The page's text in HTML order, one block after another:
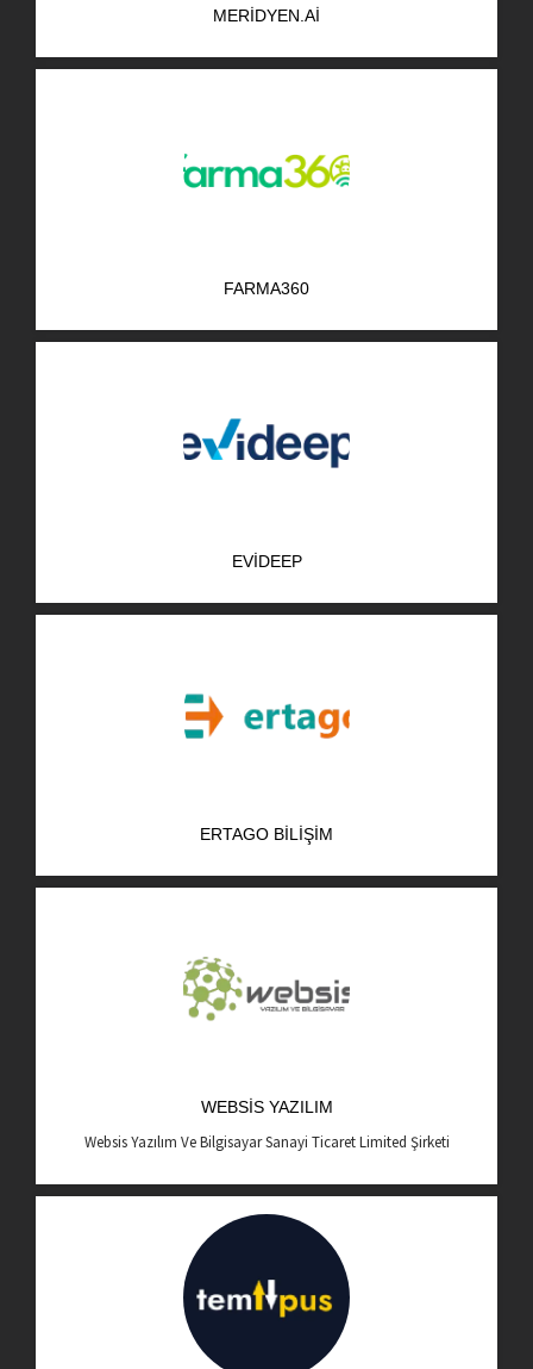
AR-GE Portal
EN
MERIDYEN.AI
FARMA360
EVIDEEP
ERTAGO BILIŞIM
WEBSIS YAZILIM
Websis Yazılım Ve Bilgisayar Sanayi Ticaret Limited Şirketi